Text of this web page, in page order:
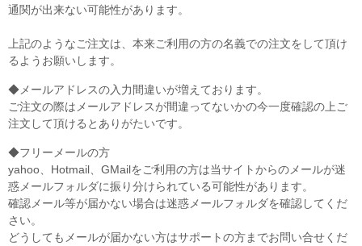
通関が出来ない可能性があります。
上記のようなご注文は、本来ご利用の方の名義での注文をして頂け
るようお願いします。
◆メールアドレスの入力間違いが増えております。
ご注文の際はメールアドレスが間違ってないかの今一度確認の上ご
注文して頂けるとありがたいです。
◆フリーメールの方
yahoo、Hotmail、GMailをご利用の方は当サイトからのメールが迷
惑メールフォルダに振り分けられている可能性があります。
確認メール等が届かない場合は迷惑メールフォルダを確認してくだ
さい。
どうしてもメールが届かない方はサポートの方までお問い合せくだ